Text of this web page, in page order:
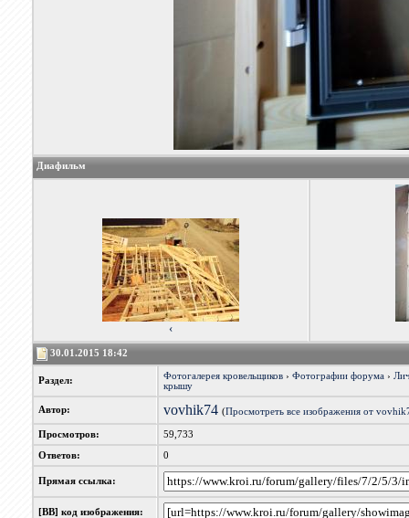
Диафильм
‹
30.01.2015 18:42
Раздел: Фотогалерея кровельщиков› Фотографии форума›
крышу
Автор: vovhik74 (Просмотреть все изображения от
Просмотров: 59,733
Ответов: 0
Прямая ссылка:
[BB] код изображения: